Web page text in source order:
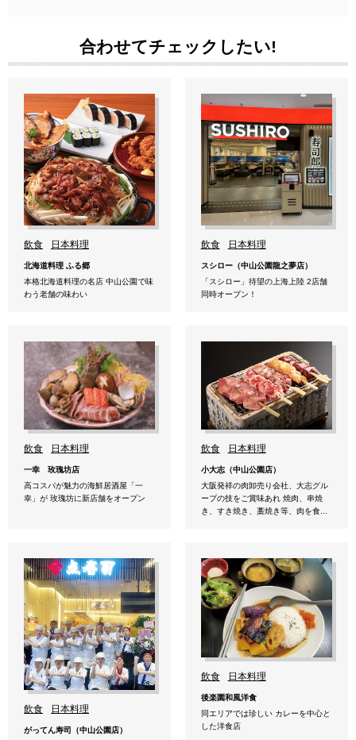
合わせてチェックしたい!
飲食 日本料理
北海道料理 ふる郷
本格北海道料理の名店 中山公園で味
わう老舗の味わい
飲食 日本料理
スシロー（中山公園龍之夢店）
「スシロー」待望の上海上陸 2店舗
同時オープン！
飲食 日本料理
一幸 玫瑰坊店
高コスパが魅力の海鮮居酒屋「一
幸」が 玫瑰坊に新店舗をオープン
飲食 日本料理
小大志（中山公園店）
大阪発祥の肉卸売り会社、大志グル
ープの技をご賞味あれ 焼肉、串焼
き、すき焼き、藁焼き等、肉を食...
飲食 日本料理
がってん寿司（中山公園店）
飲食 日本料理
後楽園和風洋食
同エリアでは珍しい カレーを中心と
した洋食店